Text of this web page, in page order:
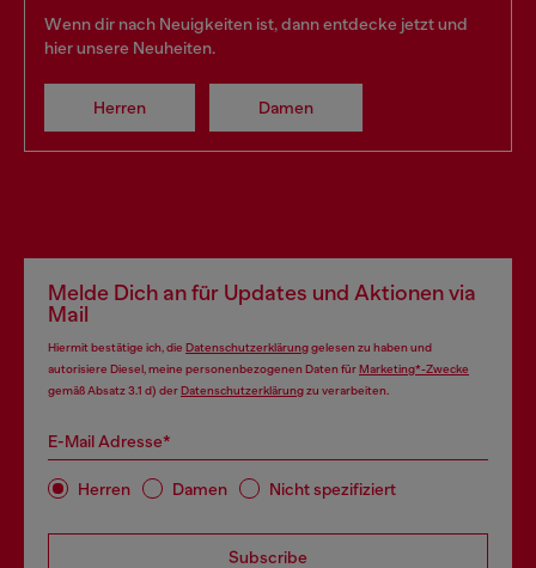
Wenn dir nach Neuigkeiten ist, dann entdecke jetzt und
hier unsere Neuheiten.
Herren Damen
Melde Dich an für Updates und Aktionen via
Mail
Hiermit bestätige ich, die Datenschutzerklärunggelesen zu haben und
autorisiere Diesel, meine personenbezogenen Daten fürMarketing*-Zwecke
gemäß Absatz 3.1 d) derDatenschutzerklärungzu verarbeiten.
E-Mail Adresse*
Herren Damen Nicht spezifiziert
Subscribe